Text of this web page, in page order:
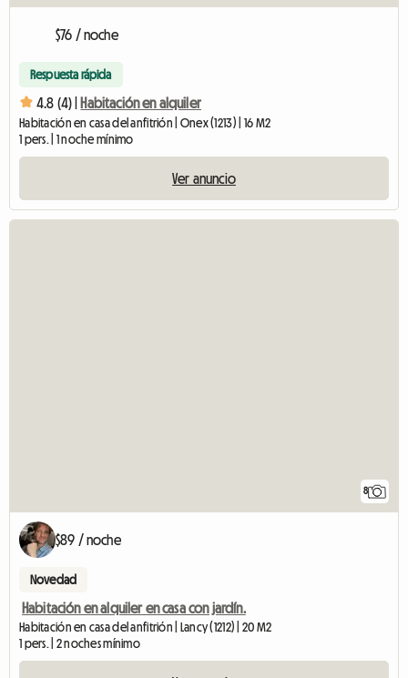
$76 / noche
Respuesta rápida
4.8 (4) | Habitación en alquiler
Habitación en casa del anfitrión | Onex (1213) | 16 M2
1 pers. | 1 noche mínimo
Ver anuncio
8
$89 / noche
Novedad
Habitación en alquiler en casa con jardín.
Habitación en casa del anfitrión | Lancy (1212) | 20 M2
1 pers. | 2 noches mínimo